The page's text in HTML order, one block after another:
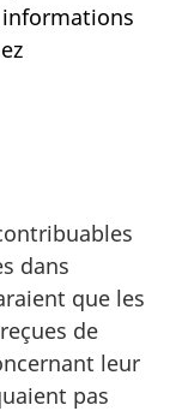
dans
que les
de
leur
pas